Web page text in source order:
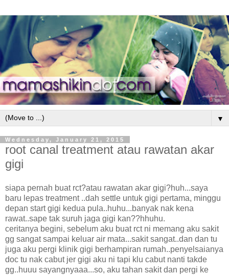
▼
Wednesday, January 21, 2015
root canal treatment atau rawatan akar
gigi
siapa pernah buat rct?atau rawatan akar gigi?huh...saya
baru lepas treatment ..dah settle untuk gigi pertama, minggu
depan start gigi kedua pula..huhu...banyak nak kena
rawat..sape tak suruh jaga gigi kan??hhuhu.
ceritanya begini, sebelum aku buat rct ni memang aku sakit
gg sangat sampai keluar air mata...sakit sangat..dan dan tu
juga aku pergi klinik gigi berhampiran rumah..penyelsaianya
doc tu nak cabut jer gigi aku ni tapi klu cabut nanti takde
gg..huuu sayangnyaaa...so, aku tahan sakit dan pergi ke